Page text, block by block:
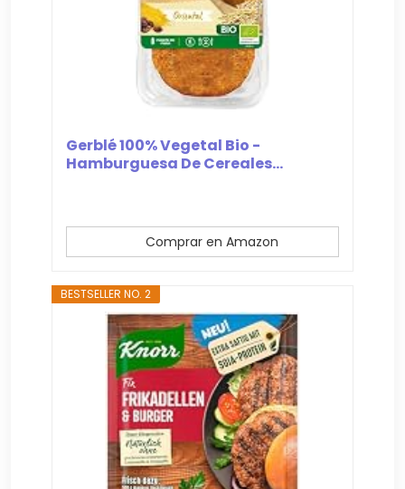
Gerblé 100% Vegetal Bio -
Hamburguesa De Cereales...
Comprar en Amazon
BESTSELLER NO. 2